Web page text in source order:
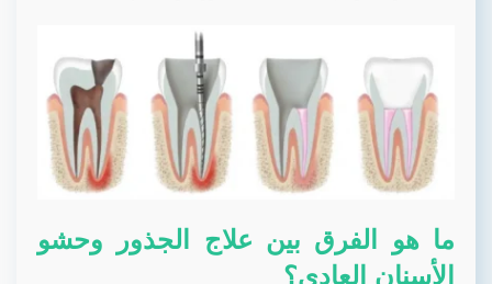
ما هو الفرق بين علاج الجذور وحشو
الأسنان العادي؟